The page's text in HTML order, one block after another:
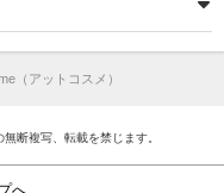
（アットコスメ）
断複写、転載を禁じます。